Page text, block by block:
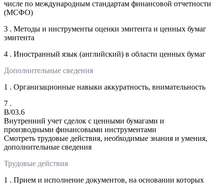
числе по международным стандартам финансовой отчетности
(МСФО)
3 . Методы и инструменты оценки эмитента и ценных бумаг
эмитента
4 . Иностранный язык (английский) в области ценных бумаг
Дополнительные сведения
1 . Организационные навыки аккуратность, внимательность
7 .
B/03.6
Внутренний учет сделок с ценными бумагами и
производными финансовыми инструментами
Смотреть трудовые действия, необходимые знания и умения,
дополнительные сведения
Трудовые действия
1 . Прием и исполнение документов, на основании которых